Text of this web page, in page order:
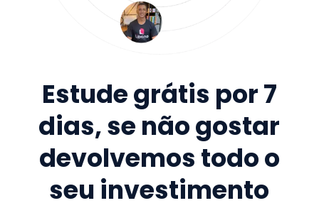
Estude grátis por 7
dias, se não gostar
devolvemos todo o
seu investimento